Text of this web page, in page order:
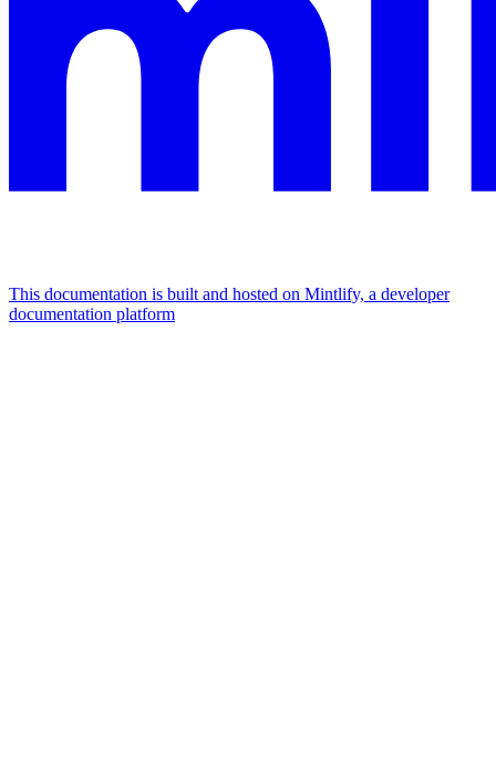
This documentation is built and hosted on Mintlify, a developer
documentation platform